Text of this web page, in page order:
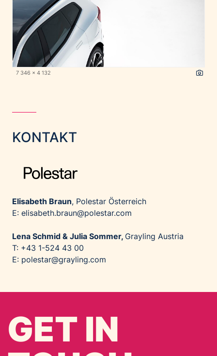
7 346 x 4 132
KONTAKT
Elisabeth Braun, Polestar Österreich
E: elisabeth.braun@polestar.com
Lena Schmid & Julia Sommer, Grayling Austria
T: +43 1-524 43 00
E: polestar@grayling.com
GET IN